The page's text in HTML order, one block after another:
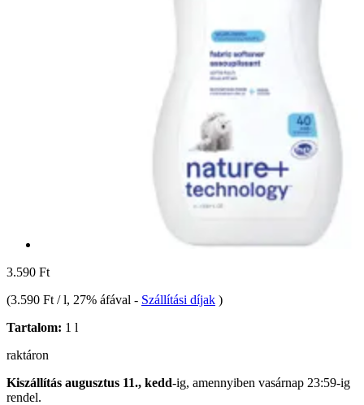
3.590 Ft
(3.590 Ft / l, 27% áfával - Szállítási díjak )
Tartalom: 1 l
raktáron
Kiszállítás augusztus 11., kedd-ig, amennyiben vasárnap 23:59-ig
rendel.